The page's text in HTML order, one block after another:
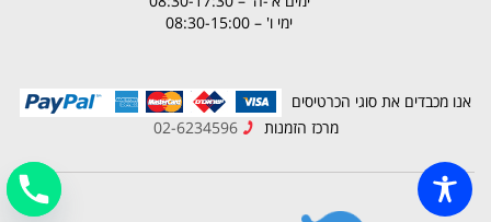
ימי ו' – 08:30-15:00
אנו מכבדים את סוגי הכרטיסים
מרכז הזמנות
02-6234596